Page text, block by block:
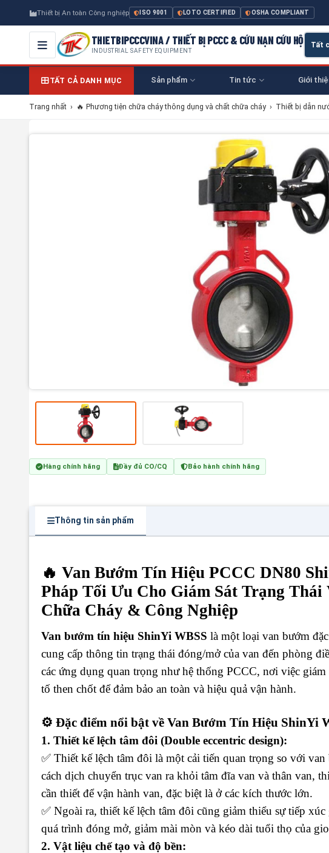
Thiết bị An toàn Công nghiệp ISO 9001 LOTO CERTIFIED OSHA COMPLIANT
THIETBIPCCCVINA / THIẾT BỊ PCCC & CỨU NẠN CỨU HỘ
INDUSTRIAL SAFETY EQUIPMENT
TẤT CẢ DANH MỤC Sản phẩm Tin tức Giới
Trang nhất › 🔥 Phương tiện chữa cháy thông dụng và chất chữa cháy › Thiết bị dẫn
Hàng chính hãng Đầy đủ CO/CQ Bảo hành chính hãng
Thông tin sản phẩm
🔥 Van Bướm Tín Hiệu PCCC DN80
Pháp Tối Ưu Cho Giám Sát Trạng Thái
Chữa Cháy & Công Nghiệp
Van bướm tín hiệu ShinYi WBSS là một loại van bướm
cung cấp thông tin trạng thái đóng/mở của van đến phòng
các ứng dụng quan trọng như hệ thống PCCC, nơi việc
tố then chốt để đảm bảo an toàn và hiệu quả vận hành.
⚙️ Đặc điểm nổi bật về Van Bướm Tín Hiệu ShinYi
1. Thiết kế lệch tâm đôi (Double eccentric design):
✅ Thiết kế lệch tâm đôi là một cải tiến quan trọng so với
cách dịch chuyển trục van ra khỏi tâm đĩa van và thân van,
cần thiết để vận hành van, đặc biệt là ở các kích thước lớn.
✅ Ngoài ra, thiết kế lệch tâm đôi cũng giảm thiểu sự tiếp
quá trình đóng mở, giảm mài mòn và kéo dài tuổi thọ của
2. Vật liệu chế tạo và độ bền: